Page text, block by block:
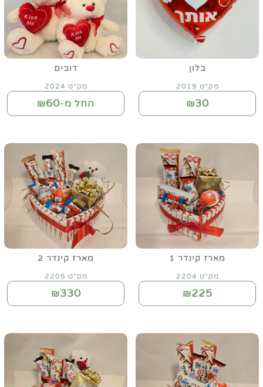
בלון
מק"ט 2019
₪30
דובים
מק"ט 2024
החל מ-₪60
מארז קינדר 1
מק"ט 2204
₪225
מארז קינדר 2
מק"ט 2205
₪330